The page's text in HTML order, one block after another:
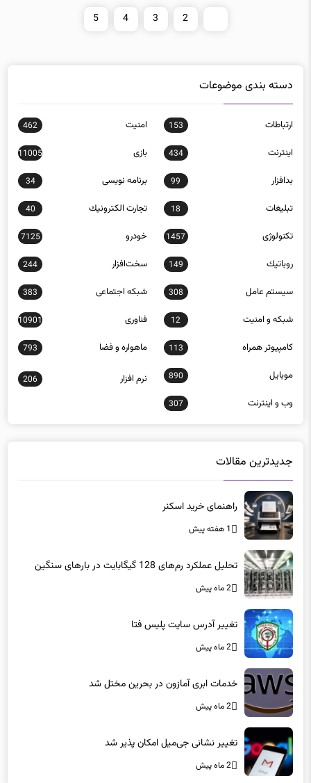
ارتباطات
اينترنت 434 بازی 11005
بدافزار 99 برنامه نويسی 34
تبلیغات 18 تجارت الكترونيك 40
تکنولوژی 1457 خودرو 7125
روباتيك 149 سخت‌افزار 244
سيستم عامل 308 شبكه اجتماعی 383
شبكه و امنيت 12 فناوری 10901
كامپيوتر همراه 113 ماهواره و فضا 793
موبايل 890
206
وب و اينترنت 307
راهنمای خرید اسکنر
1 هفته پیش
2 ماه پیش
2 ماه پیش
2 ماه پیش
2 ماه پیش